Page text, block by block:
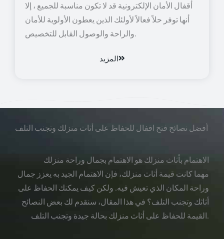
أقفال الأمان الإلكترونية قد لا تكون مناسبة للجميع ، إلا
أنها توفر حلاً فعالاً لأولئك الذين يعطون الأولوية للأمان
والراحة والوصول القابل للتخصيص.
المزيد
أفضل نصائح فتح اقفال للحفاظ على أثاث منزلك وتجنب التلف
الاهتمام بأثاث منزلك هو الاهتمام بجمال وراحة منزلك
مهما كانت قيمة أثاث منزلك، فإن الاهتمام الجيد به يعزز جمال
وراحة المكان الذي تعيش فيه. ولكن كيف يمكنك الحفاظ على
أثاثك وتجنب التلف؟ في هذا المقال، سنقدم لك بعض النصائح
القيمة للحفاظ على أثاث منزلك بحالة جيدة وتجنب التلف.